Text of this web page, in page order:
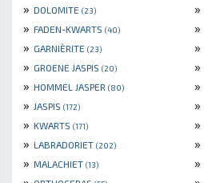
» DOLOMITE (23) »
» FADEN-KWARTS (40) »
» GARNIÈRITE (23) »
» GROENE JASPIS (20) »
» HOMMEL JASPER (80) »
» JASPIS (172) »
» KWARTS (171) »
» LABRADORIET (202) »
» MALACHIET (13) »